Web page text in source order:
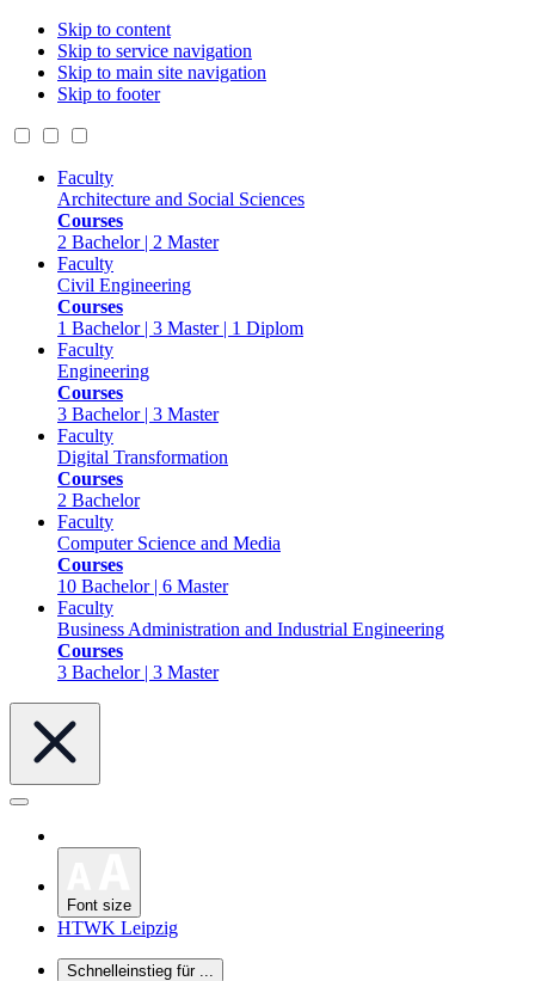
Skip to content
Skip to service navigation
Skip to main site navigation
Skip to footer
Faculty
Architecture and Social Sciences
Courses
2 Bachelor | 2 Master
Faculty
Civil Engineering
Courses
1 Bachelor | 3 Master | 1 Diplom
Faculty
Engineering
Courses
3 Bachelor | 3 Master
Faculty
Digital Transformation
Courses
2 Bachelor
Faculty
Computer Science and Media
Courses
10 Bachelor | 6 Master
Faculty
Business Administration and Industrial Engineering
Courses
3 Bachelor | 3 Master
Font size
HTWK Leipzig
Schnelleinstieg für ...